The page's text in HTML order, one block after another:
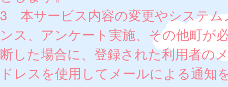
3 本サービス内容の変更やシステム
ンス、アンケート実施、その他町が
断した場合に、登録された利用者の
ドレスを使用してメールによる通知